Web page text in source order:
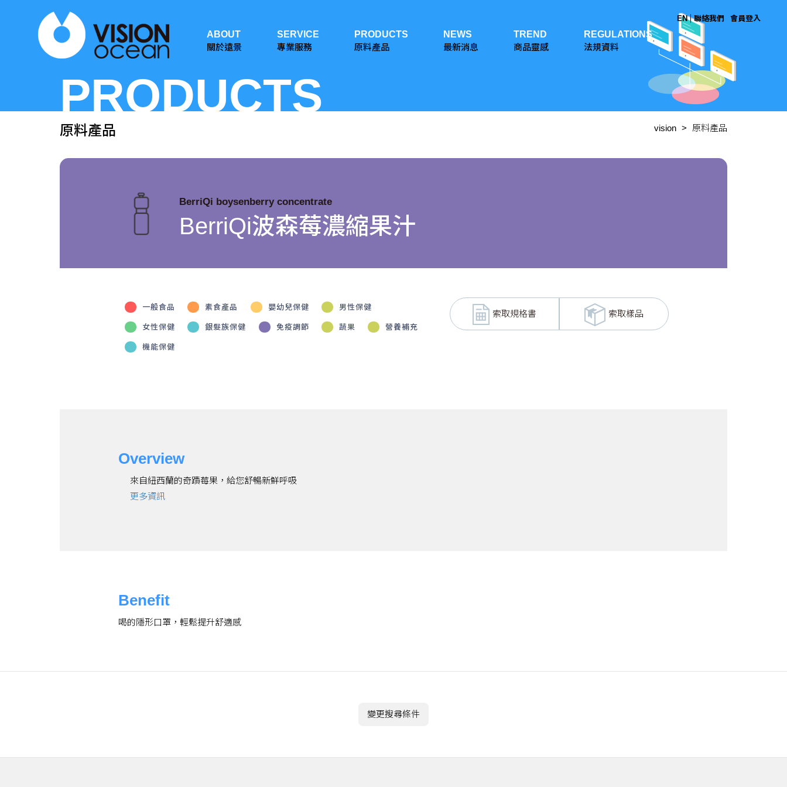
ABOUT
關於遠景
SERVICE
專業服務
PRODUCTS
原料產品
NEWS
最新消息
TREND
商品靈感
REGULATIONS
法規資料
EN 聯絡我們 會員登入
PRODUCTS
原料產品 vision 原料產品
BerriQi boysenberry concentrate
BerriQi波森莓濃縮果汁
一般食品 素食產品 嬰幼兒保健 男性保健
女性保健 銀髮族保健 免疫調節 蔬果 營養補充
機能保健
索取規格書 索取樣品
Overview
來自紐西蘭的奇蹟莓果，給您舒暢新鮮呼吸
更多資訊
Benefit
喝的隱形口罩，輕鬆提升舒適感
變更搜尋條件